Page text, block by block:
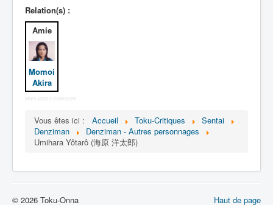
Série
Personnages
Mechas
Objets
Lieux
Épisodes
Chronologie
Denzimen
Relation(s) :
Amie
Momoi
Akira
More Joomla Extensions
Vous êtes ici : Accueil Toku-Critiques
Sentai
Denziman
Denziman - Autres personnages
Umihara Yôtarô (海原 洋太郎)
Haut de page
© 2026 Toku-Onna